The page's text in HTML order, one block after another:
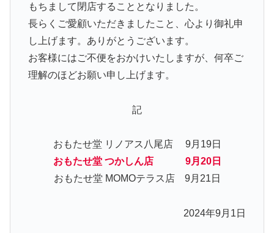
もちまして閉店することとなりました。
長らくご愛顧いただきましたこと、心より御礼申
し上げます。ありがとうございます。
お客様にはご不便をおかけいたしますが、何卒ご
理解のほどお願い申し上げます。
記
おもたせ堂 リノアス八尾店 9月19日
おもたせ堂 つかしん店 9月20日
おもたせ堂 MOMOテラス店 9月21日
2024年9月1日